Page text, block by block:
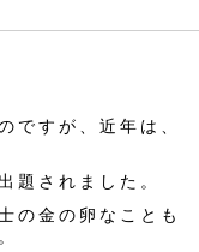
ですが、近年は、
題されました。
の金の卵なことも